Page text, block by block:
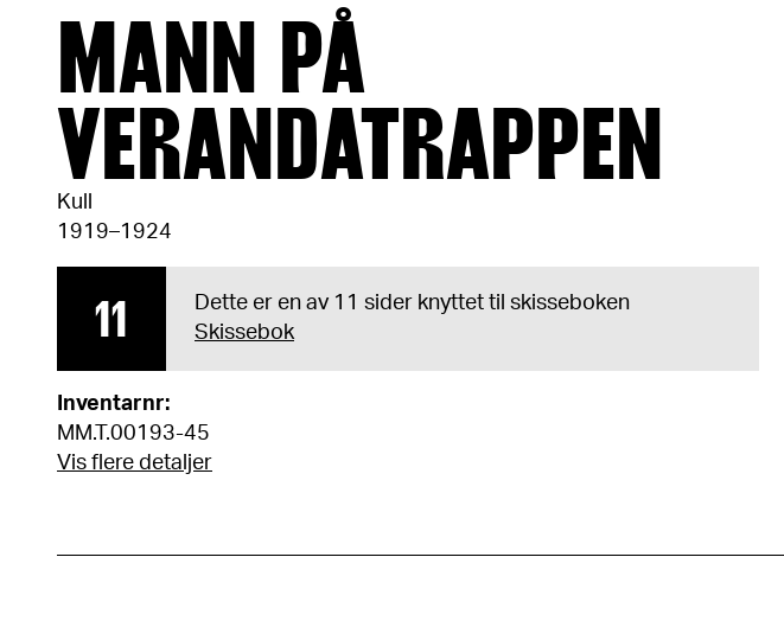
MANN PÅ
VERANDATRAPPEN
Kull
1919–1924
11
Dette er en av 11 sider knyttet til skisseboken
Skissebok
Inventarnr:
MM.T.00193-45
Vis flere detaljer